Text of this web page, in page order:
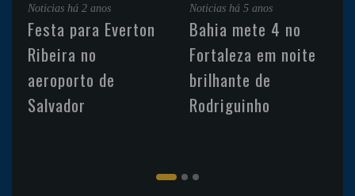
Noticias há 2 anos
Festa para Everton
Ribeira no
aeroporto de
Salvador
Noticias há 5 anos
Bahia mete 4 no
Fortaleza em noite
brilhante de
Rodriguinho